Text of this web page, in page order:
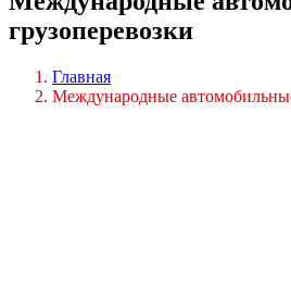
грузоперевозки
Главная
Международные